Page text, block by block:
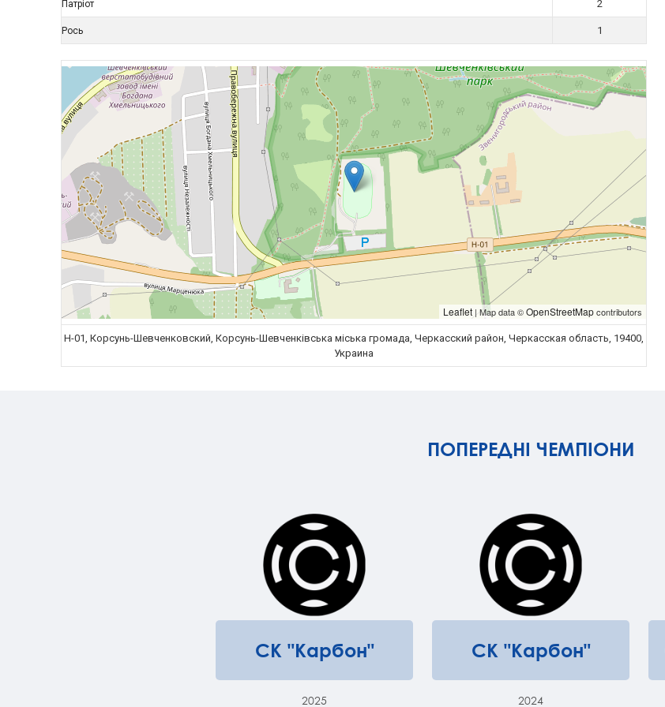
Патріот 2
Рось 1
Leaflet | Map data ©OpenStreetMapcontributors
Н-01, Корсунь-Шевченковский, Корсунь-Шевченківська міська громада, Черкасский район, Черкасская область, 19400,
Украина
ПОПЕРЕДНІ ЧЕМПІОНИ
СК "Карбон"
2025
СК "Карбон"
2024